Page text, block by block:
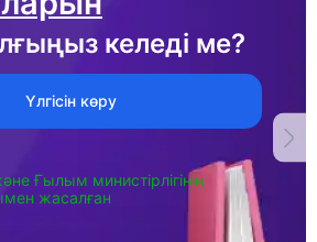
келеді ме?
Үлгісін көру
Ғылым министірлігінің
жасалған